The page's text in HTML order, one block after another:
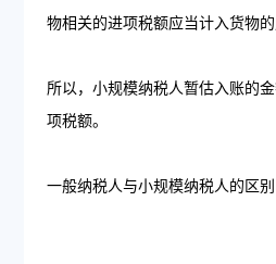
物相关的进项税额应当计入货物的
所以，小规模纳税人暂估入账的
项税额。
一般纳税人与小规模纳税人的区别